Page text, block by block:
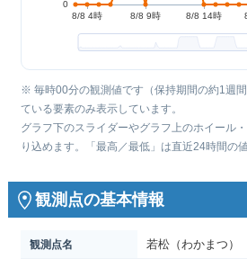
※ 毎時00分の観測値です（保持期間の約1週
ている要素のみ表示しています。
グラフ下のスライダーやグラフ上のホイール
り込めます。「最高／最低」は直近24時間の
観測点の基本情報
観測点名 若松（わかまつ）